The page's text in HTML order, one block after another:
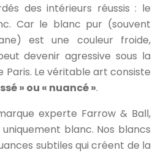
des intérieurs réussis : le
Car le blanc pur (souvent
est une couleur froide,
devenir agressive sous la
Paris. Le véritable art consiste
» ou « nuancé ».
experte Farrow & Ball,
blanc. Nos blancs
subtiles qui créent de la